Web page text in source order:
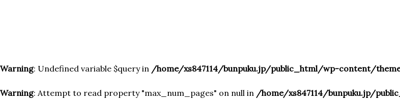
交通アクセス
Warning: Undefined variable $query in /home/xs847114/bunpuku.jp/public_html/wp-content/
Warning: Attempt to read property "max_num_pages" on null in /home/xs847114/bunpuku.jp/